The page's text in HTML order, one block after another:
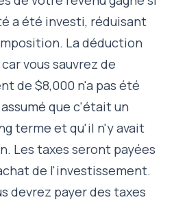
a été investi, réduisant
La déduction
vous sauvrez de
de $8,000 n'a pas été
que c'était un
terme et qu'il n'y avait
Les taxes seront payées
de l'investissement.
devrez payer des taxes